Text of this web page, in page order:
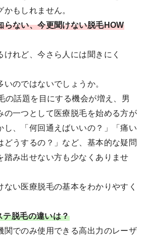
もしれません。
らない、今更聞けない脱毛HOW
けれど、今さら人には聞きにく
のではないでしょうか。
の話題を目にする機会が増え、男
の一つとして医療脱毛を始める方が
し、「何回通えばいいの？」「痛い
どうするの？」など、基本的な疑問
踏み出せない方も少なくありませ
ない医療脱毛の基本をわかりやすく
テ脱毛の違いは？
関でのみ使用できる高出力のレーザ